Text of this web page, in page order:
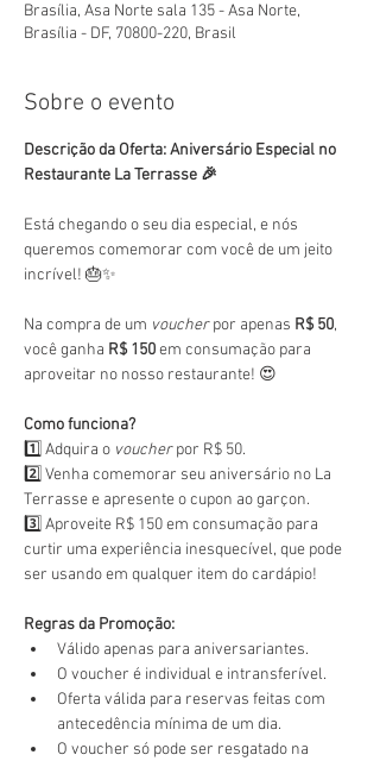
Brasília, Asa Norte sala 135 - Asa Norte,
Brasília - DF, 70800-220, Brasil
Sobre o evento
Descrição da Oferta: Aniversário Especial no
Restaurante La Terrasse 🎉
Está chegando o seu dia especial, e nós
queremos comemorar com você de um jeito
incrível! 🎂✨
Na compra de um voucher por apenas R$ 50,
você ganha R$ 150 em consumação para
aproveitar no nosso restaurante! 😍
Como funciona?
1️⃣ Adquira o voucher por R$ 50.
2️⃣ Venha comemorar seu aniversário no La
Terrasse e apresente o cupon ao garçon.
3️⃣ Aproveite R$ 150 em consumação para
curtir uma experiência inesquecível, que pode
ser usando em qualquer item do cardápio!
Regras da Promoção:
Válido apenas para aniversariantes.
O voucher é individual e intransferível.
Oferta válida para reservas feitas com
antecedência mínima de um dia.
O voucher só pode ser resgatado na